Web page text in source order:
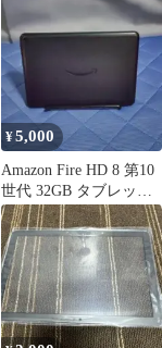
¥5,000
Amazon Fire HD 8 第10
世代 32GB タブレット
ブラック